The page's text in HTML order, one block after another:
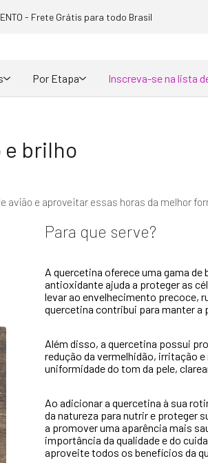
- Frete Grátis para todo Brasil
Por Etapa Inscreva-se na lista
e brilho
avião e aproveitar essas horas da melhor
Para que serve?
A quercetina oferece uma gama
antioxidante ajuda a proteger as
levar ao envelhecimento precoce,
quercetina contribui para manter a
Além disso, a quercetina possui
redução da vermelhidão, irritação
uniformidade do tom da pele,
Ao adicionar a quercetina à sua
da natureza para nutrir e proteger
a promover uma aparência mais
importância da qualidade e do
aproveite todos os benefícios da